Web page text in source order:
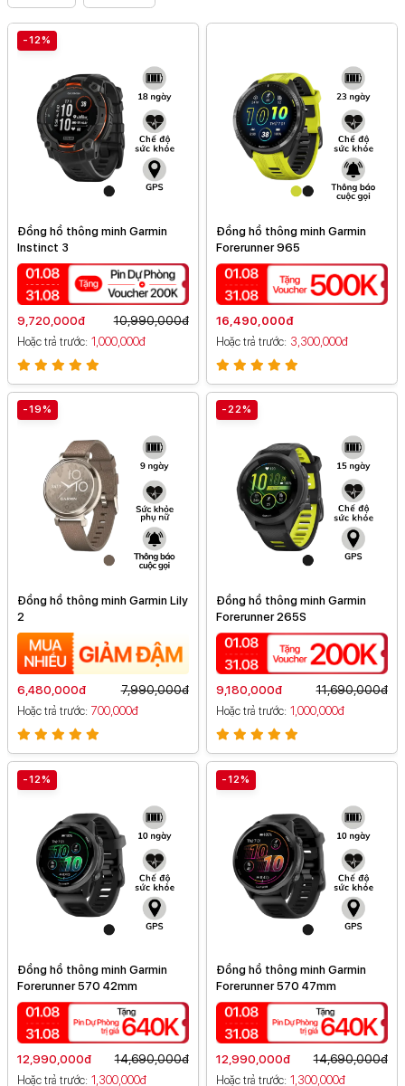
-12%
Đồng hồ thông minh Garmin
Instinct 3
9,720,000đ
10,990,000đ
Hoặc trả trước 1,000,000đ
Đồng hồ thông minh Garmin
Forerunner 965
16,490,000đ
Hoặc trả trước 3,300,000đ
-19%
Đồng hồ thông minh Garmin Lily
2
6,480,000đ
7,990,000đ
Hoặc trả trước 700,000đ
-22%
Đồng hồ thông minh Garmin
Forerunner 265S
9,180,000đ
11,690,000đ
Hoặc trả trước 1,000,000đ
-12%
Đồng hồ thông minh Garmin
Forerunner 570 42mm
12,990,000đ
14,690,000đ
Hoặc trả trước 1,300,000đ
-12%
Đồng hồ thông minh Garmin
Forerunner 570 47mm
12,990,000đ
14,690,000đ
Hoặc trả trước 1,300,000đ